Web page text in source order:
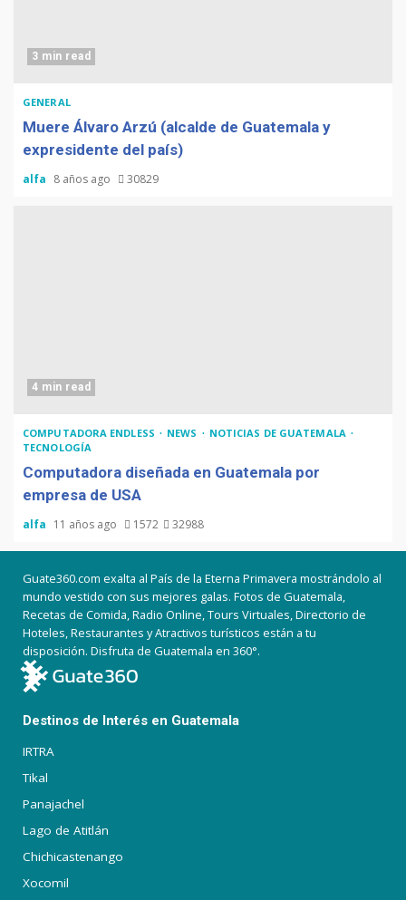
3 min read
GENERAL
Muere Álvaro Arzú (alcalde de Guatemala y
expresidente del país)
alfa 8 años ago 30829
4 min read
COMPUTADORA ENDLESS NEWS
NOTICIAS DE GUATEMALA
TECNOLOGÍA
Computadora diseñada en Guatemala por
empresa de USA
alfa 11 años ago 1572 32988
Guate360.com exalta al País de la Eterna Primavera mostrándolo al
mundo vestido con sus mejores galas. Fotos de Guatemala,
Recetas de Comida, Radio Online, Tours Virtuales, Directorio de
Hoteles, Restaurantes y Atractivos turísticos están a tu
disposición. Disfruta de Guatemala en 360°.
Destinos de Interés en Guatemala
IRTRA
Tikal
Panajachel
Lago de Atitlán
Chichicastenango
Xocomil